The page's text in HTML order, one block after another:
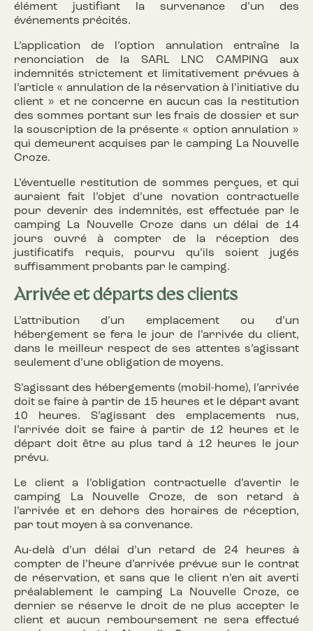
élément justifiant la survenance d’un des
événements précités.
L’application de l’option annulation entraîne la
renonciation de la SARL LNC CAMPING aux
indemnités strictement et limitativement prévues à
l’article « annulation de la réservation à l’initiative du
client » et ne concerne en aucun cas la restitution
des sommes portant sur les frais de dossier et sur
la souscription de la présente « option annulation »
qui demeurent acquises par le camping La Nouvelle
Croze.
L’éventuelle restitution de sommes perçues, et qui
auraient fait l’objet d’une novation contractuelle
pour devenir des indemnités, est effectuée par le
camping La Nouvelle Croze dans un délai de 14
jours ouvré à compter de la réception des
justificatifs requis, pourvu qu’ils soient jugés
suffisamment probants par le camping.
Arrivée et départs des clients
L’attribution d’un emplacement ou d’un
hébergement se fera le jour de l’arrivée du client,
dans le meilleur respect de ses attentes s’agissant
seulement d’une obligation de moyens.
S’agissant des hébergements (mobil-home), l’arrivée
doit se faire à partir de 15 heures et le départ avant
10 heures. S’agissant des emplacements nus,
l’arrivée doit se faire à partir de 12 heures et le
départ doit être au plus tard à 12 heures le jour
prévu.
Le client a l’obligation contractuelle d’avertir le
camping La Nouvelle Croze, de son retard à
l’arrivée et en dehors des horaires de réception,
par tout moyen à sa convenance.
Au-delà d’un délai d’un retard de 24 heures à
compter de l’heure d’arrivée prévue sur le contrat
de réservation, et sans que le client n’en ait averti
préalablement le camping La Nouvelle Croze, ce
dernier se réserve le droit de ne plus accepter le
client et aucun remboursement ne sera effectué